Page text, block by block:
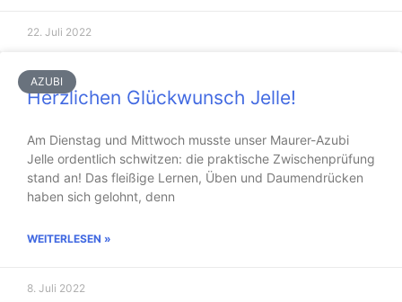
22. Juli 2022
AZUBI
Herzlichen Glückwunsch Jelle!
Am Dienstag und Mittwoch musste unser Maurer-Azubi
Jelle ordentlich schwitzen: die praktische Zwischenprüfung
stand an! Das fleißige Lernen, Üben und Daumendrücken
haben sich gelohnt, denn
WEITERLESEN »
8. Juli 2022